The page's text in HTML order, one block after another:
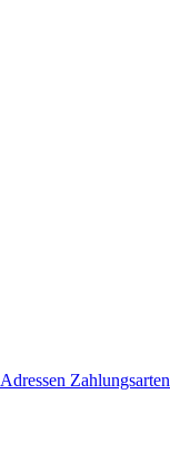
Adressen Zahlungsarten